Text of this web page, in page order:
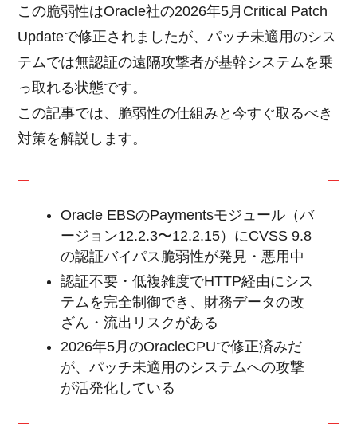
この脆弱性はOracle社の2026年5月Critical Patch
Updateで修正されましたが、パッチ未適用のシス
テムでは無認証の遠隔攻撃者が基幹システムを乗
っ取れる状態です。
この記事では、脆弱性の仕組みと今すぐ取るべき
対策を解説します。
Oracle EBSのPaymentsモジュール（バ
ージョン12.2.3〜12.2.15）にCVSS 9.8
の認証バイパス脆弱性が発見・悪用中
認証不要・低複雑度でHTTP経由にシス
テムを完全制御でき、財務データの改
ざん・流出リスクがある
2026年5月のOracleCPUで修正済みだ
が、パッチ未適用のシステムへの攻撃
が活発化している